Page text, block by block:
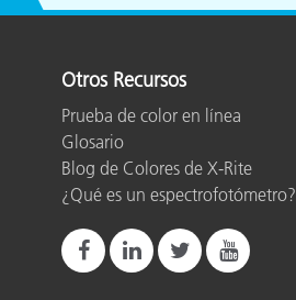
Otros Recursos
Prueba de color en línea
Glosario
Blog de Colores de X-Rite
¿Qué es un espectrofotómetro?